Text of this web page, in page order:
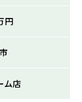
円
ム店